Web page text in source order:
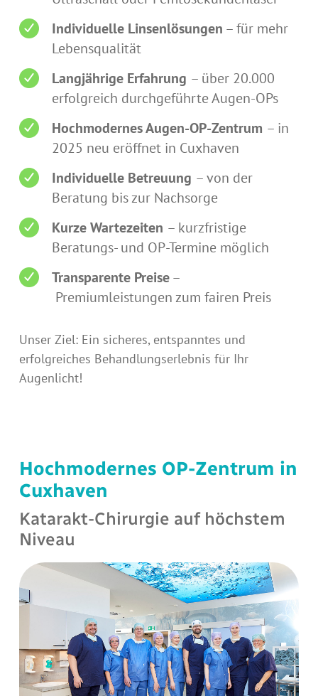
Individuelle Linsenlösungen – für mehr
Lebensqualität
Langjährige Erfahrung – über 20.000
erfolgreich durchgeführte Augen-OPs
Hochmodernes Augen-OP-Zentrum – in
2025 neu eröffnet in Cuxhaven
Individuelle Betreuung – von der
Beratung bis zur Nachsorge
Kurze Wartezeiten – kurzfristige
Beratungs- und OP-Termine möglich
Transparente Preise –
Premiumleistungen zum fairen Preis
Unser Ziel: Ein sicheres, entspanntes und
erfolgreiches Behandlungserlebnis für Ihr
Augenlicht!
Hochmodernes OP-Zentrum in
Cuxhaven
Katarakt-Chirurgie auf höchstem
Niveau